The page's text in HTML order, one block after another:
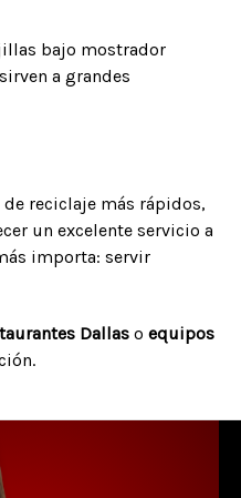
bajo mostrador
a grandes
reciclaje más rápidos,
un excelente servicio a
importa: servir
Dallas o equipos